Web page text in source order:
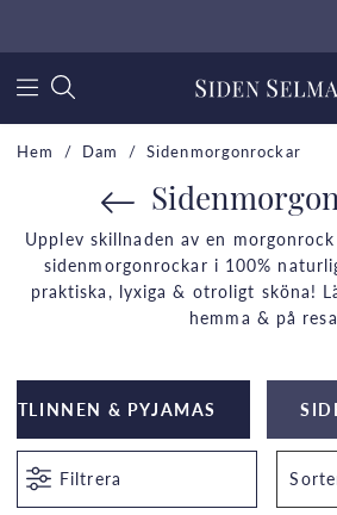
Hem Dam Sidenmorgonrockar
Upplev skillnaden av en
sidenmorgonrockar i 100%
praktiska, lyxiga & otroligt sköna!
hemma & på
& PYJAMAS
Filtrera